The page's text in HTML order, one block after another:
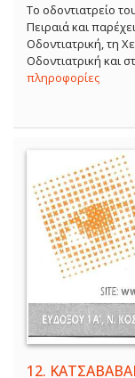
Το οδοντιατρείο
Πειραιά και
Οδοντιατρική, τη
Οδοντιατρική και
πληροφορίες
12.